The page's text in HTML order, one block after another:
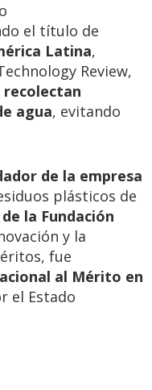
el título de
Latina,
Review,
agua, evitando
de la empresa
plásticos de
la Fundación
y la
fue
al Mérito en
el Estado